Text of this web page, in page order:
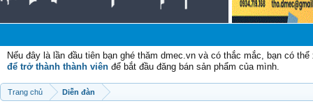
Nếu đây là lần đầu tiên bạn ghé thăm dmec.vn và có thắc mắc, bạn có
để trở thành thành viên để bắt đầu đăng bán sản phẩm của mình.
Trang chủ Diễn đàn